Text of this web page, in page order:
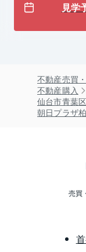
見学
不動産売買
不動産購入
仙台市青葉
朝日プラザ
売買